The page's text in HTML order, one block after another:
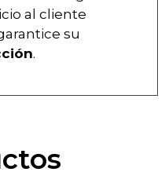
al cliente
su
.